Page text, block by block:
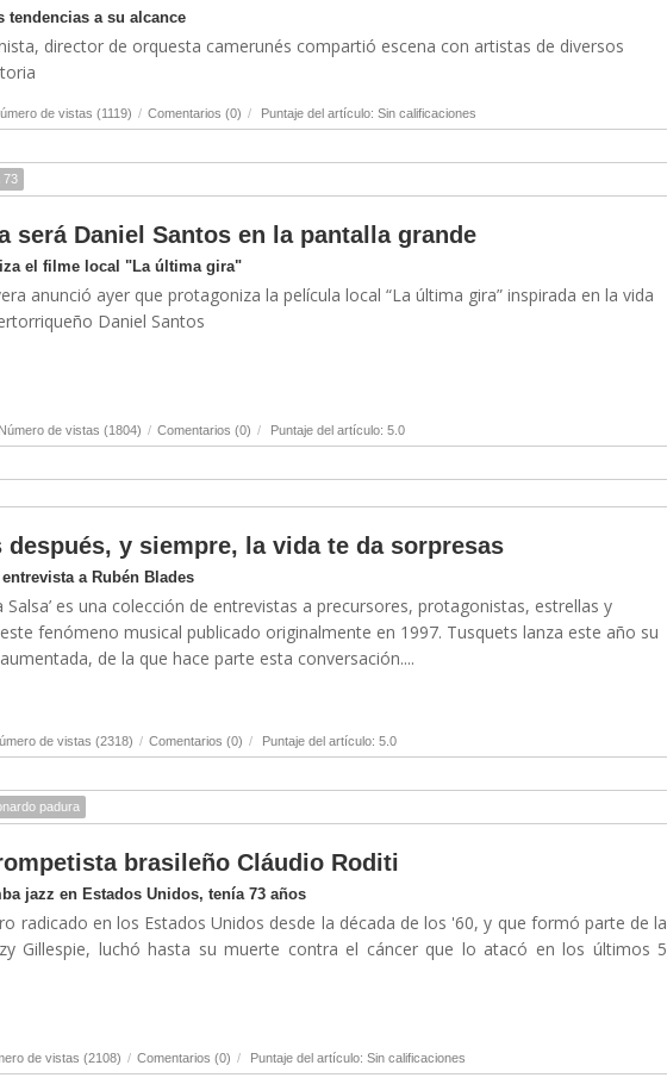
tendencias a su alcance
director de orquesta camerunés compartió escena con artistas de diversos
de vistas (1119) / Comentarios (0) / Puntaje del artículo: Sin calificaciones
73
será Daniel Santos en la pantalla grande
el filme local "La última gira"
anunció ayer que protagoniza la película local “La última gira” inspirada en la vida
Daniel Santos
Número de vistas (1804) / Comentarios (0) / Puntaje del artículo: 5.0
después, y siempre, la vida te da sorpresas
a Rubén Blades
Salsa’ es una colección de entrevistas a precursores, protagonistas, estrellas y
fenómeno musical publicado originalmente en 1997. Tusquets lanza este año su
de la que hace parte esta conversación....
de vistas (2318) / Comentarios (0) / Puntaje del artículo: 5.0
padura
brasileño Cláudio Roditi
jazz en Estados Unidos, tenía 73 años
radicado en los Estados Unidos desde la década de los '60, y que formó parte de la
Gillespie, luchó hasta su muerte contra el cáncer que lo atacó en los últimos 5
de vistas (2108) / Comentarios (0) / Puntaje del artículo: Sin calificaciones